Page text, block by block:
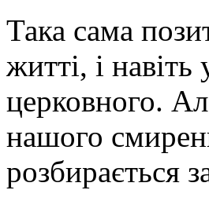
Така сама
житті, і
церковного.
нашого
розбирається